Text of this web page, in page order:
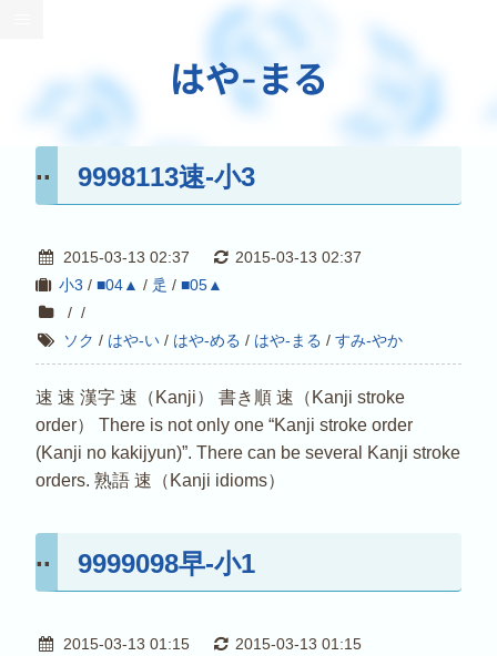
はや-まる
9998113速-小3
2015-03-13 02:37
2015-03-13 02:37
小3 / ■04▲ / 辵 / ■05▲
/ /
ソク / はや-い / はや-める / はや-まる /すみ-やか
速 速 漢字 速（Kanji） 書き順 速（Kanji stroke
order） There is not only one “Kanji stroke order
(Kanji no kakijyun)”. There can be several Kanji stroke
orders. 熟語 速（Kanji idioms）
9999098早-小1
2015-03-13 01:15
2015-03-13 01:15